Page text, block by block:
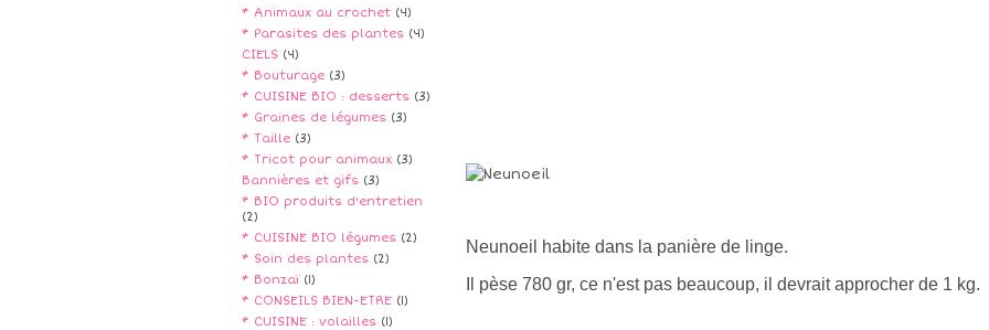
* Animaux au crochet (4)
* Parasites des plantes (4)
CIELS (4)
* Bouturage (3)
* CUISINE BIO : desserts (3)
* Graines de légumes (3)
* Taille (3)
* Tricot pour animaux (3)
Bannières et gifs (3)
* BIO produits d'entretien
(2)
* CUISINE BIO légumes (2)
* Soin des plantes (2)
* Bonzaï (1)
* CONSEILS BIEN-ETRE (1)
* CUISINE : volailles (1)
Neunoeil habite dans la panière de linge.
Il pèse 780 gr, ce n'est pas beaucoup, il devrait approcher de 1 kg.